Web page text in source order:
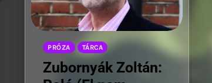
PRÓZA TÁRCA
Zubornyák Zoltán: